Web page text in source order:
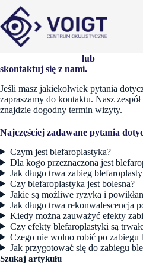
lub
skontaktuj się z nami.
Jeśli masz jakiekolwiek pytania
zapraszamy do kontaktu. Nasz
znajdzie dogodny termin wizyty.
Najczęściej zadawane pytania
Czym jest blefaroplastyka?
Dla kogo przeznaczona jest
Jak długo trwa zabieg
Czy blefaroplastyka jest bolesna?
Jakie są możliwe ryzyka i
Jak długo trwa rekonwalescencja
Kiedy można zauważyć efekty
Czy efekty blefaroplastyki są
Czego nie wolno robić po zabiegu
Jak przygotować się do zabiegu
Szukaj artykułu